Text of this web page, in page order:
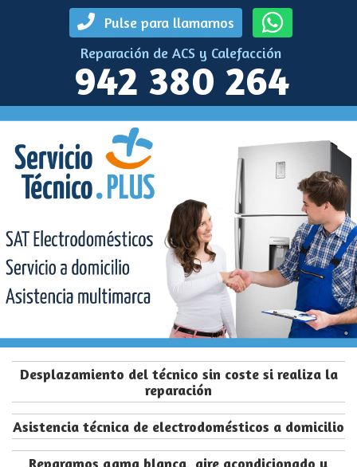
Pulse para llamarnos
Reparación de ACS y Calefacción
942 380 264
Desplazamiento del técnico sin coste si realiza la
reparación
Asistencia técnica de electrodomésticos a domicilio
Reparamos gama blanca, aire acondicionado y